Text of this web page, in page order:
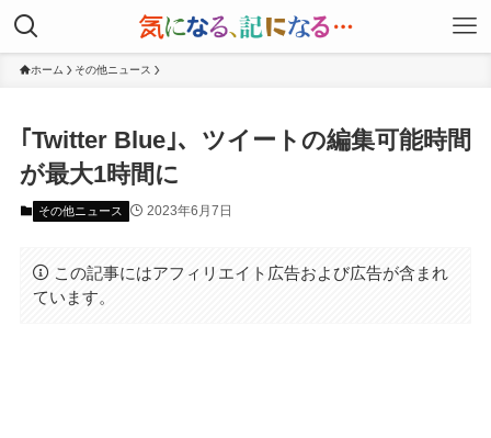
ホーム その他ニュース
｢Twitter Blue｣、ツイートの編集可能時間
が最大1時間に
その他ニュース 2023年6月7日
この記事にはアフィリエイト広告および広告が含まれ
ています。